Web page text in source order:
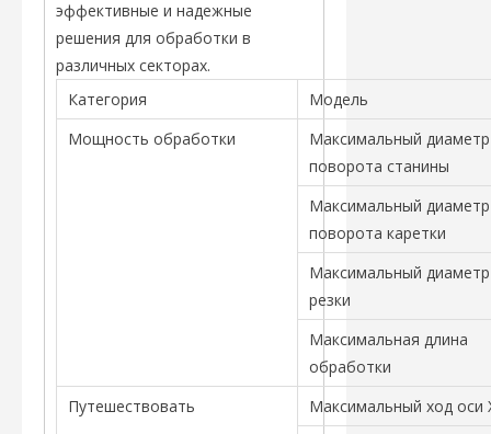
эффективные и надежные
решения для обработки в
различных секторах.
Категория
Модель
Мощность обработки
Максимальный диаметр
поворота станины
Максимальный диаметр
поворота каретки
Максимальный диаметр
резки
Максимальная длина
обработки
Путешествовать
Максимальный ход оси